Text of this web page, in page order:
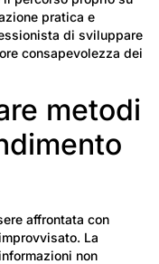
pratica e
di sviluppare
consapevolezza dei
metodi
affrontata con
La
non